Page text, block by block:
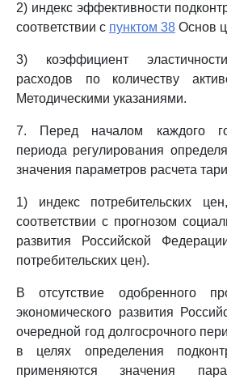
2) индекс эффективности
соответствии с пунктом 38 Основ
3) коэффициент
расходов по количеству
Методическими указаниями.
7. Перед началом каждого
периода регулирования
значения параметров расчета
1) индекс потребительских
соответствии с прогнозом
развития Российской
потребительских цен).
В отсутствие одобренного
экономического развития
очередной год долгосрочного
в целях определения
применяются значения